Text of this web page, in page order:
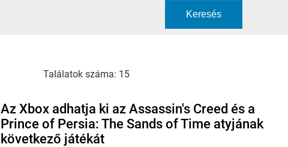
Keresés
Találatok száma: 15
Az Xbox adhatja ki az Assassin's Creed és a
Prince of Persia: The Sands of Time atyjának
következő játékát